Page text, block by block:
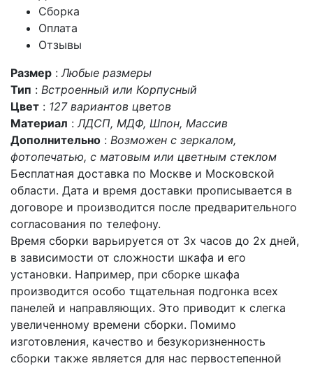
Сборка
Оплата
Отзывы
Размер :Любые размеры
Тип : Встроенный или Корпусный
Цвет : 127 вариантов цветов
Материал :ЛДСП, МДФ, Шпон, Массив
Дополнительно : Возможен с зеркалом,
фотопечатью, с матовым или цветным стеклом
Бесплатная доставка по Москве и Московской
области. Дата и время доставки прописывается в
договоре и производится после предварительного
согласования по телефону.
Время сборки варьируется от 3х часов до 2х дней,
в зависимости от сложности шкафа и его
установки. Например, при сборке шкафа
производится особо тщательная подгонка всех
панелей и направляющих. Это приводит к слегка
увеличенному времени сборки. Помимо
изготовления, качество и безукоризненность
сборки также является для нас первостепенной